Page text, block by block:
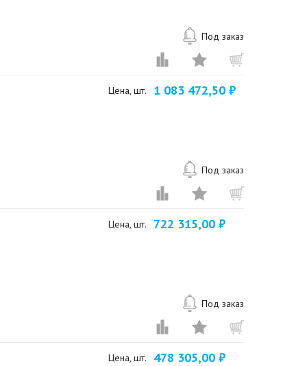
Под заказ
Цена, шт. 1 083 472,50 ₽
Под заказ
Цена, шт. 722 315,00 ₽
Под заказ
Цена, шт. 478 305,00 ₽